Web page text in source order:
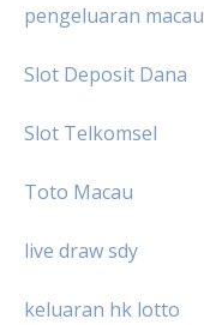
pengeluaran macau
Slot Deposit Dana
Slot Telkomsel
Toto Macau
live draw sdy
keluaran hk lotto